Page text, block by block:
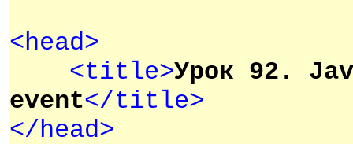
<head>
<title>Урок 92.
event</title>
</head>